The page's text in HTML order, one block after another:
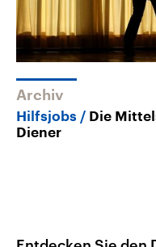
Archiv
Hilfsjobs
Die
Diener